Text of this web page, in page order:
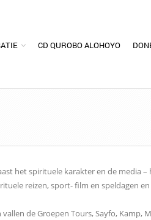
CD QUROBO ALOHOYO
het spirituele karakter en de media –
reizen, sport- film en speldagen
de Groepen Tours, Sayfo, Kamp,